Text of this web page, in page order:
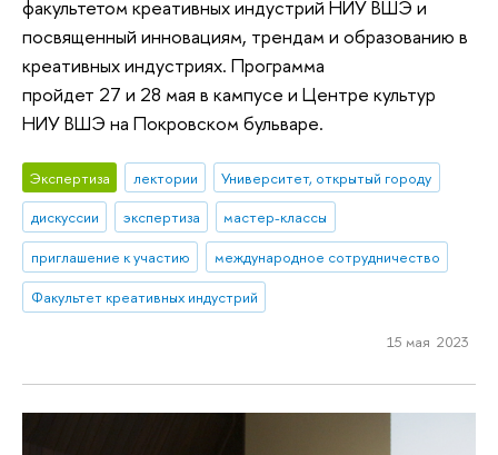
факультетом креативных индустрий НИУ ВШЭ и
посвященный инновациям, трендам и образованию в
креативных индустриях. Программа
пройдет 27 и 28 мая в кампусе и Центре культур
НИУ ВШЭ на Покровском бульваре.
Экспертиза лектории
Университет, открытый городу
дискуссии
экспертиза
мастер-классы
приглашение к участию
международное сотрудничество
Факультет креативных индустрий
15 мая 2023